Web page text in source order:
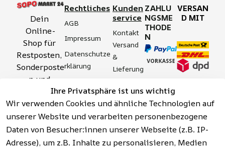
Ihre Privatsphäre ist uns wichtig
Wir verwenden Cookies und ähnliche Technologien auf
unserer Website und verarbeiten personenbezogene
Daten von Besucher:innen unserer Webseite (z.B. IP-
Adresse), um z.B. Inhalte zu personalisieren, Medien
Dein
Online-
Shop für
Restposten,
Sonderposte
n und
Aktionsartik
el rund um
Werkzeuge,
Garten,
Haushalt
Rechtliches
AGB
Impressum
Datenschutze
rklärung
tserklärung
Widerrufsrech
t
Hinweise zur
Batterieentso
Kunden
service
Kontakt
Versand
&
Lieferung
&
Sicherhei
t
Häufige
Fragen
ZAHLU
NGSME
THODE
N
VERSAN
D MIT